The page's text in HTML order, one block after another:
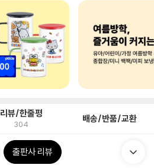
리뷰/한줄평
304 배송/반품/교환
출판사 리뷰